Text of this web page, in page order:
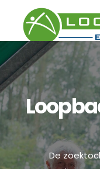
content
De